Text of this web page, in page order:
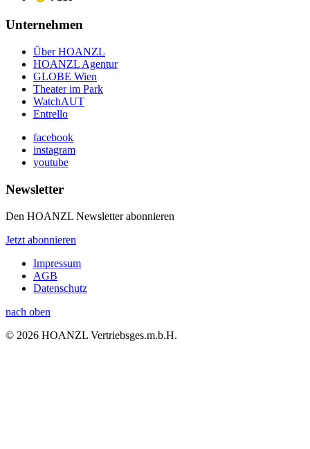
Unternehmen
Über HOANZL
HOANZL Agentur
GLOBE Wien
Theater im Park
WatchAUT
Entrello
facebook
instagram
youtube
Newsletter
Den HOANZL Newsletter abonnieren
Jetzt abonnieren
Impressum
AGB
Datenschutz
nach oben
© 2026 HOANZL Vertriebsges.m.b.H.